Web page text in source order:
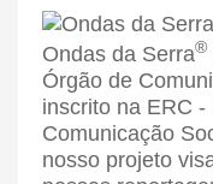
Ondas da Serra®
Órgão de
inscrito na ERC
Comunicação
nosso projeto